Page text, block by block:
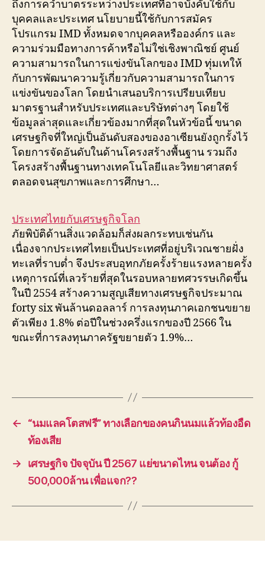
ถึงการคว่ำบาตรระหว่างประเทศที่อาจบังคับใช้กับ
บุคคลและประเทศ นโยบายนี้ใช้กับการสมัคร
โปรแกรม IMD ทั้งหมดจากบุคคลหรือองค์กร และ
ความร่วมมือทางการค้าหรือไม่ใช่เชิงพาณิชย์ ศูนย์
ความสามารถในการแข่งขันโลกของ IMD ทุ่มเทให้
กับการพัฒนาความรู้เกี่ยวกับความสามารถในการ
แข่งขันของโลก โดยนำเสนอบริการเปรียบเทียบ
มาตรฐานสำหรับประเทศและบริษัทต่างๆ โดยใช้
ข้อมูลล่าสุดและเกี่ยวข้องมากที่สุดในหัวข้อนี้ ขนาด
เศรษฐกิจที่ใหญ่เป็นอันดับสองของอาเซียนยังถูกรั้งไว้
โดยการจัดอันดับในด้านโครงสร้างพื้นฐาน รวมถึง
โครงสร้างพื้นฐานทางเทคโนโลยีและวิทยาศาสตร์
ตลอดจนสุขภาพและการศึกษา…
ประเทศไทยกับเศรษฐกิจโลก
ภัยพิบัติด้านสิ่งแวดล้อมก็ส่งผลกระทบเช่นกัน
เนื่องจากประเทศไทยเป็นประเทศที่อยู่บริเวณชายฝั่ง
ทะเลที่ราบต่ำ จึงประสบอุทกภัยครั้งร้ายแรงหลายครั้ง
เหตุการณ์ที่เลวร้ายที่สุดในรอบหลายทศวรรษเกิดขึ้น
ในปี 2554 สร้างความสูญเสียทางเศรษฐกิจประมาณ
forty six พันล้านดอลลาร์ การลงทุนภาคเอกชนขยาย
ตัวเพียง 1.8% ต่อปีในช่วงครึ่งแรกของปี 2566 ใน
ขณะที่การลงทุนภาครัฐขยายตัว 1.9%…
←
“นมแลคโตสฟรี” ทางเลือกของคนกินนมแล้วท้องอืด
ท้องเสีย
→
เศรษฐกิจ ปัจจุบัน ปี 2567 แย่ขนาดไหน จนต้อง กู้
500,000ล้าน เพื่อแจก??